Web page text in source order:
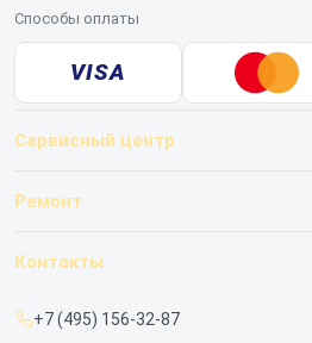
Способы оплаты
VISA
Сервисный центр
О нашем сервисе
Срочный ремонт
Ремонт
ИБП
Контакты
+7 (495) 156-32-87